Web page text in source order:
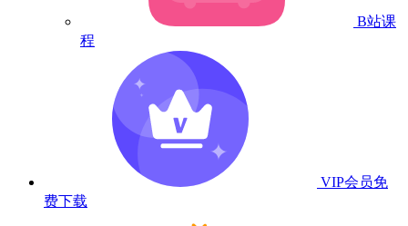
B站课
程
VIP会员免
费下载